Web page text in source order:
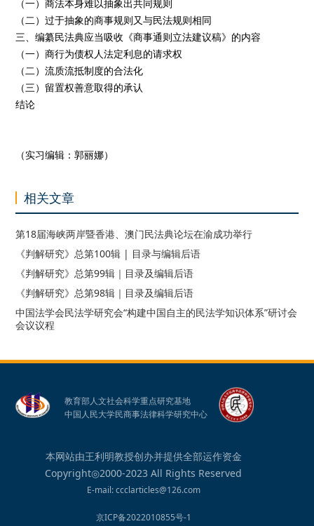
（一）商法本身难以抽象出共同规则
（二）过于抽象的商事规则又与民法规则相同
三、编纂民法典应当吸收《商事通则立法建议稿》的内容
（一）商行为债权人法定利息的请求权
（二）流质流抵制度的合法化
（三）留置权善意取得的承认
结论
（实习编辑：郭丽娜）
相关文章
第18届海峡两岸暨香港、澳门民法典论坛在渝成功举行
《判解研究》总第100辑 | 目录与编辑后语
《判解研究》总第99辑｜目录及编辑后语
《判解研究》总第98辑｜目录及编辑后语
中国法学会民法学研究会“构建中国自主的民法学知识体系”研讨会
会议议程
教育部人文社会科学重点研究基地
中国人民大学民商事法律科学研究中心
本网站由王利明教授创办并提供全部运作资金
Copyright◎2000-2023 All Rights Reserved
E-mail: ccclarticles@126.com
京ICP备2022010855号-1